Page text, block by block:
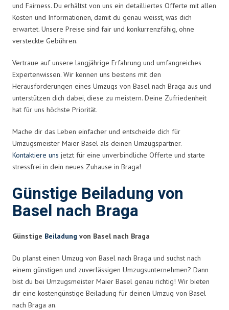
und Fairness. Du erhältst von uns ein detailliertes Offerte mit allen
Kosten und Informationen, damit du genau weisst, was dich
erwartet. Unsere Preise sind fair und konkurrenzfähig, ohne
versteckte Gebühren.
Vertraue auf unsere langjährige Erfahrung und umfangreiches
Expertenwissen. Wir kennen uns bestens mit den
Herausforderungen eines Umzugs von Basel nach Braga aus und
unterstützen dich dabei, diese zu meistern. Deine Zufriedenheit
hat für uns höchste Priorität.
Mache dir das Leben einfacher und entscheide dich für
Umzugsmeister Maier Basel als deinen Umzugspartner.
Kontaktiere uns jetzt für eine unverbindliche Offerte und starte
stressfrei in dein neues Zuhause in Braga!
Günstige Beiladung von
Basel nach Braga
Günstige Beiladung von Basel nach Braga
Du planst einen Umzug von Basel nach Braga und suchst nach
einem günstigen und zuverlässigen Umzugsunternehmen? Dann
bist du bei Umzugsmeister Maier Basel genau richtig! Wir bieten
dir eine kostengünstige Beiladung für deinen Umzug von Basel
nach Braga an.